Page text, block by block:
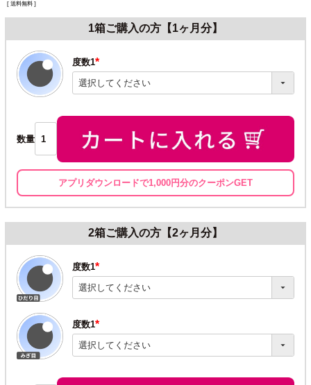
送料無料
1箱ご購入の方【1ヶ月分】
度数1
(必
須)
数量
アプリダウンロードで1,000円分のクーポンGET
2箱ご購入の方【2ヶ月分】
度数1
(必
須)
度数1
(必
須)